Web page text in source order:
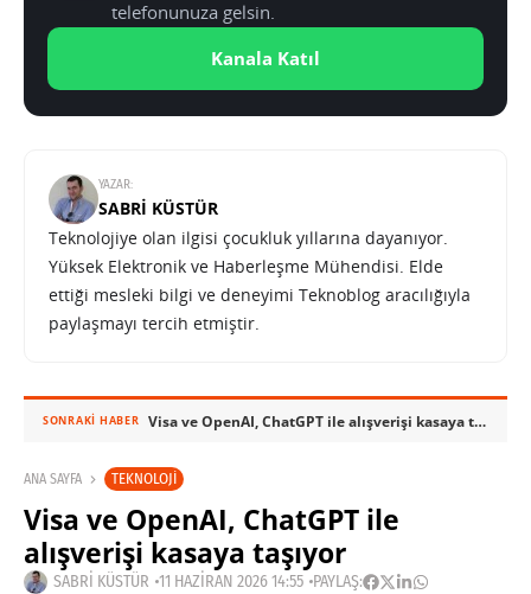
telefonunuza gelsin.
Kanala Katıl
YAZAR:
SABRI KÜSTÜR
Teknolojiye olan ilgisi çocukluk yıllarına dayanıyor.
Yüksek Elektronik ve Haberleşme Mühendisi. Elde
ettiği mesleki bilgi ve deneyimi Teknoblog aracılığıyla
paylaşmayı tercih etmiştir.
SONRAKI HABER Visa ve OpenAI, ChatGPT ile alışverişi kasaya taşıyor
ANA SAYFA TEKNOLOJI
Visa ve OpenAI, ChatGPT ile
alışverişi kasaya taşıyor
SABRI KÜSTÜR 11 HAZIRAN 2026 14:55 PAYLAŞ: